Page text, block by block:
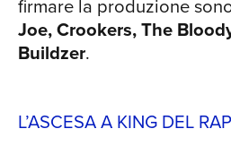
corpo (Coez, Cosmo, Guè
Luchè, Madame,
Pericolo, Sfera Ebbasta,
stato certificato doppio
classificandosi per
firmare la produzione
Joe, Crookers, The
Buildzer.
L’ASCESA A KING DEL RAP